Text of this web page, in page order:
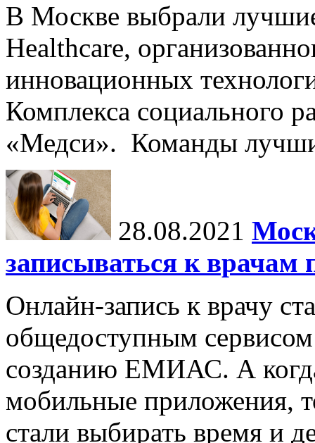
В Москве выбрали
Healthcare,
инновационных
Комплекса социального
«Медси». Команды
28.08.2021
записываться к врачам
Онлайн-запись к врачу
общедоступным сервисом
созданию ЕМИАС. А
мобильные приложения,
стали выбирать время и